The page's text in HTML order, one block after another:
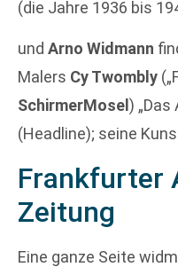
(die Jahre 1936 bis
und Arno Widmann
Malers Cy Twombly
SchirmerMosel )
(Headline); seine
Frankfurter
Zeitung
Eine ganze Seite